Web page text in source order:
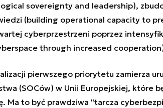
sovereignty and leadership),
(building operational capacity to
cyberprzestrzeni poprzez
through increased
pierwszego priorytetu zamierza
(SOCów) w Unii Europejskiej, które
Ma to być prawdziwa "tarcza